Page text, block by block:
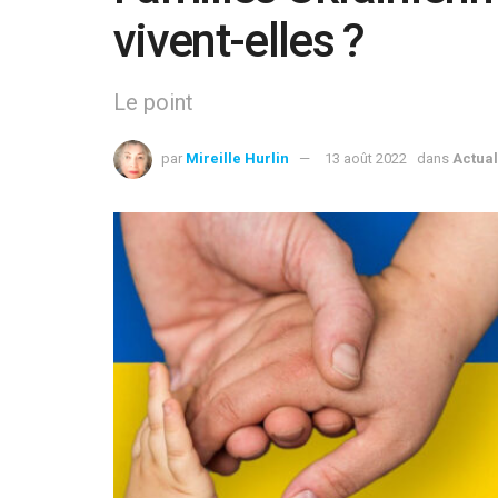
vivent-elles ?
Le point
par Mireille Hurlin 13 août 2022 dans